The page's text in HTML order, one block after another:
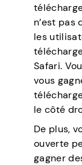
n’est pas
les
Safari.
vous
le côté
De plus,
ouverte
gagner